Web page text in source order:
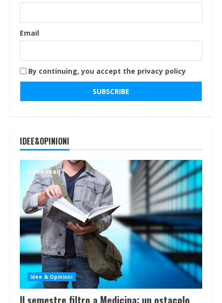
Email
By continuing, you accept the privacy policy
IDEE&OPINIONI
2 min read
Idee & Opinioni
Il semestre filtro a Medicina: un ostacolo